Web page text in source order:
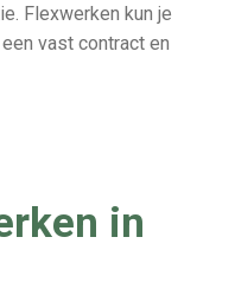
Flexwerken kun je
vast contract en
in